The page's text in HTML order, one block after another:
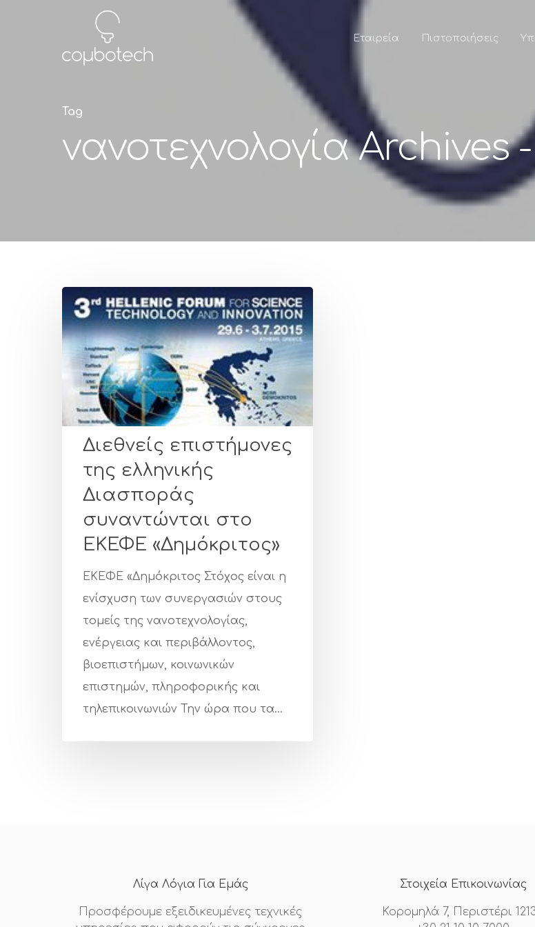
Εταιρεία Πιστοποιήσεις
Tag
νανοτεχνολογία Archives
Διεθνείς επιστήμονες
της ελληνικής
Διασποράς
συναντώνται στο
ΕΚΕΦΕ «Δημόκριτος»
ΕΚΕΦΕ «Δημόκριτος Στόχος είναι η
ενίσχυση των συνεργασιών στους
τομείς της νανοτεχνολογίας,
ενέργειας και περιβάλλοντος,
βιοεπιστήμων, κοινωνικών
επιστημών, πληροφορικής και
τηλεπικοινωνιών Την ώρα που τα…
Λίγα Λόγια Για Εμάς
Προσφέρουμε εξειδικευμένες τεχνικές
Στοιχεία Επικοινωνίας
Κορομηλά 7, Περιστέρι